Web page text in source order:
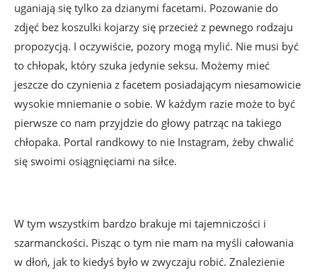
uganiają się tylko za dzianymi facetami. Pozowanie do
zdjęć bez koszulki kojarzy się przecież z pewnego rodzaju
propozycją. I oczywiście, pozory mogą mylić. Nie musi być
to chłopak, który szuka jedynie seksu. Możemy mieć
jeszcze do czynienia z facetem posiadającym niesamowicie
wysokie mniemanie o sobie. W każdym razie może to być
pierwsze co nam przyjdzie do głowy patrząc na takiego
chłopaka. Portal randkowy to nie Instagram, żeby chwalić
się swoimi osiągnięciami na siłce.
W tym wszystkim bardzo brakuje mi tajemniczości i
szarmanckości. Pisząc o tym nie mam na myśli całowania
w dłoń, jak to kiedyś było w zwyczaju robić. Znalezienie